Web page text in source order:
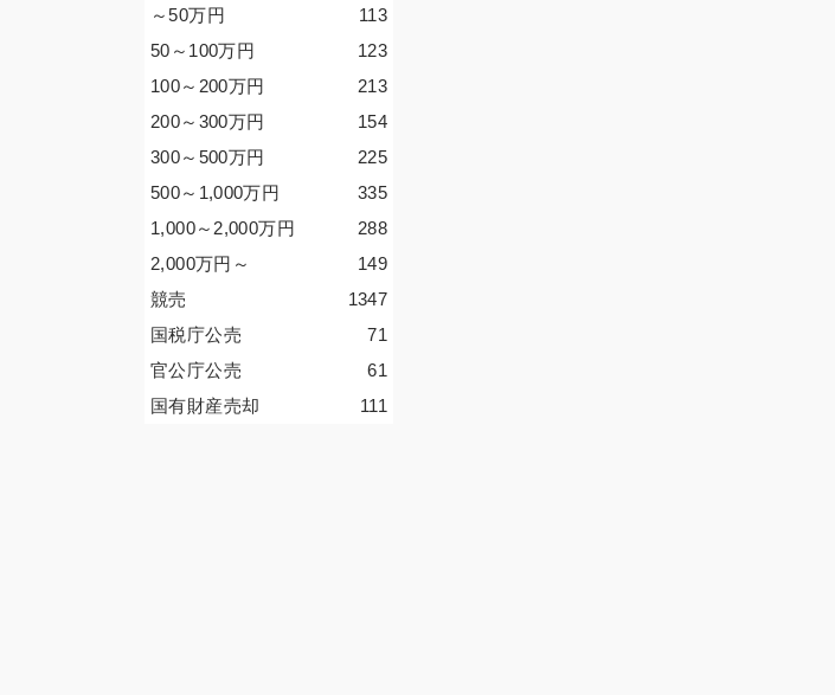
113
～50万円
123
50～100万円
213
100～200万円
154
200～300万円
225
300～500万円
335
500～1,000万円
288
1,000～2,000万円
149
2,000万円 ～
1347
競売
71
国税庁公売
61
官公庁公売
111
国有財産売却